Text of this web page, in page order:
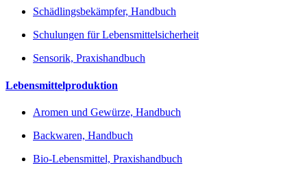
Schädlingsbekämpfer, Handbuch
Schulungen für Lebensmittelsicherheit
Sensorik, Praxishandbuch
Lebensmittelproduktion
Aromen und Gewürze, Handbuch
Backwaren, Handbuch
Bio-Lebensmittel, Praxishandbuch